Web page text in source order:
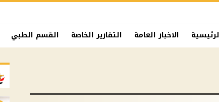
الاخبار العامة التقارير الخاصة القسم الطبي